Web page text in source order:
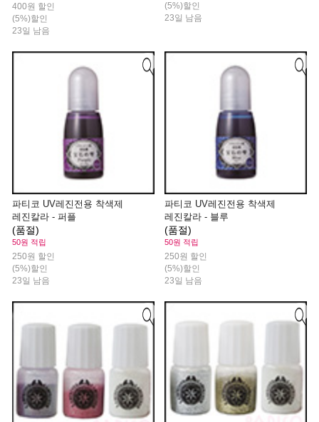
400원 할인
(5%)할인
23일 남음
(5%)할인
23일 남음
파티코 UV레진전용 착색제
레진칼라 - 퍼플
(품절)
50원 적립
250원 할인
(5%)할인
23일 남음
파티코 UV레진전용 착색제
레진칼라 - 블루
(품절)
50원 적립
250원 할인
(5%)할인
23일 남음